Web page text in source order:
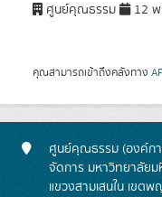
ศูนย์คุณธรรม 12 พ
คุณสามารถเข้าถึงคลังทาง
ศูนย์คุณธรรม (องค์กา
จัดการ มหาวิทยาลัย
แขวงสามเสนใน เขต